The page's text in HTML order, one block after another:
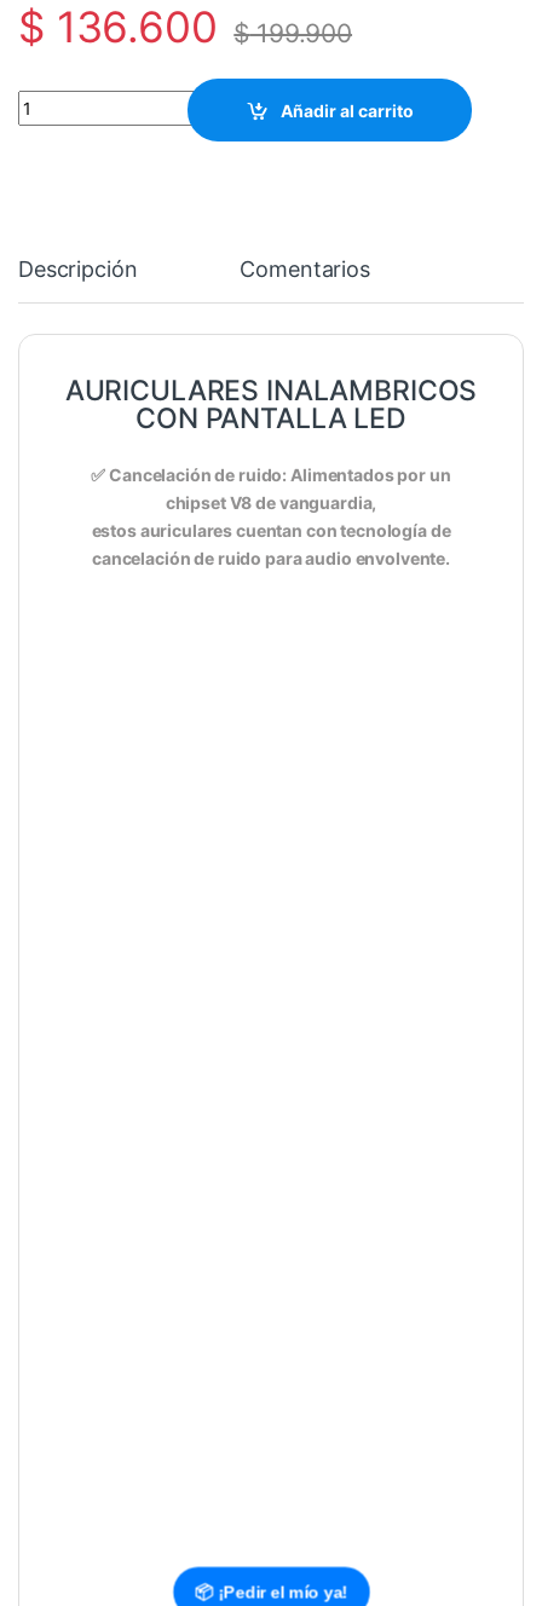
$ 136.600 $199.900
Audífonos Inalámbricos Bluetooth con Pantalla cantidad
Añadir al carrito
Descripción Comentarios
AURICULARES INALAMBRICOS
CON PANTALLA LED
✅ Cancelación de ruido: Alimentados por un
chipset V8 de vanguardia,
estos auriculares cuentan con tecnología de
cancelación de ruido para audio envolvente.
📦 ¡Pedir el mío ya!